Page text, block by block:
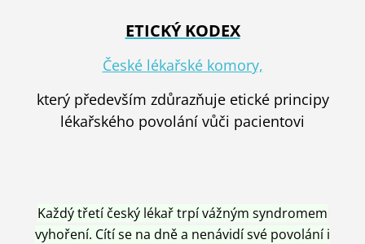
ETICKÝ KODEX
České lékařské komory,
který především zdůrazňuje etické principy
lékařského povolání vůči pacientovi
Každý třetí český lékař trpí vážným syndromem
vyhoření. Cítí se na dně a nenávidí své povolání i